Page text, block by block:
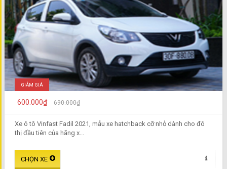
GIẢM GIÁ
600.000₫ 690.000₫
Xe ô tô Vinfast Fadil 2021, mẫu xe hatchback cỡ nhỏ dành cho đô
thị đầu tiên của hãng x...